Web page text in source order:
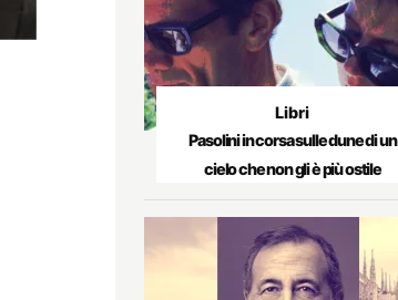
Libri
Pasolini in corsa sulle dune di un
cielo che non gli è più ostile